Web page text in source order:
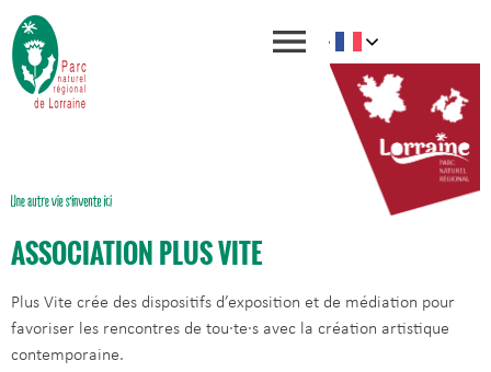
ASSOCIATION PLUS VITE
Plus Vite crée des dispositifs d’exposition et de médiation pour
favoriser les rencontres de tou·te·s avec la création artistique
contemporaine.